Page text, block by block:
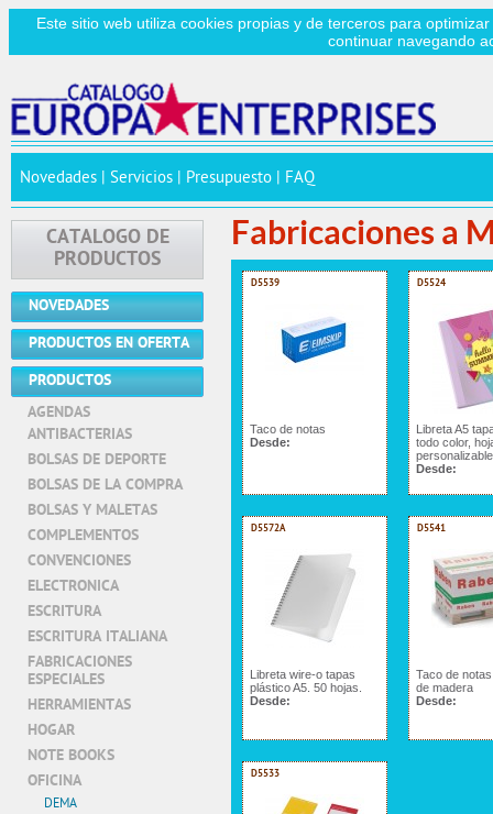
Este sitio web utiliza cookies propias y de terceros para
continuar navegando
Novedades Servicios Presupuesto FAQ
Fabricaciones a
D5539
Taco de notas
Desde:
D5524
Libreta A5
todo color,
Desde:
D5572A
Libreta wire-o tapas
plástico A5. 50 hojas.
Desde:
D5541
Taco de
de madera
Desde:
D5533
CATALOGO DE
PRODUCTOS
NOVEDADES
PRODUCTOS EN OFERTA
PRODUCTOS
AGENDAS
ANTIBACTERIAS
BOLSAS DE DEPORTE
BOLSAS DE LA COMPRA
BOLSAS Y MALETAS
COMPLEMENTOS
CONVENCIONES
ELECTRONICA
ESCRITURA
ESCRITURA ITALIANA
FABRICACIONES
ESPECIALES
HERRAMIENTAS
HOGAR
NOTE BOOKS
OFICINA
DEMA